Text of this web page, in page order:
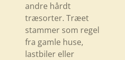
andre hårdt
træsorter. Træet
stammer som regel
fra gamle huse,
lastbiler eller